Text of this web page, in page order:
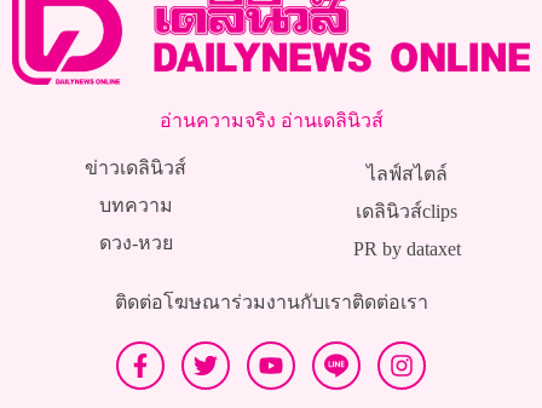
อ่านความจริง อ่านเดลินิวส์
ข่าวเดลินิวส์
บทความ
ดวง-หวย
ไลฟ์สไตล์
เดลินิวส์clips
PR by dataxet
ติดต่อโฆษณาร่วมงานกับเราติดต่อเรา